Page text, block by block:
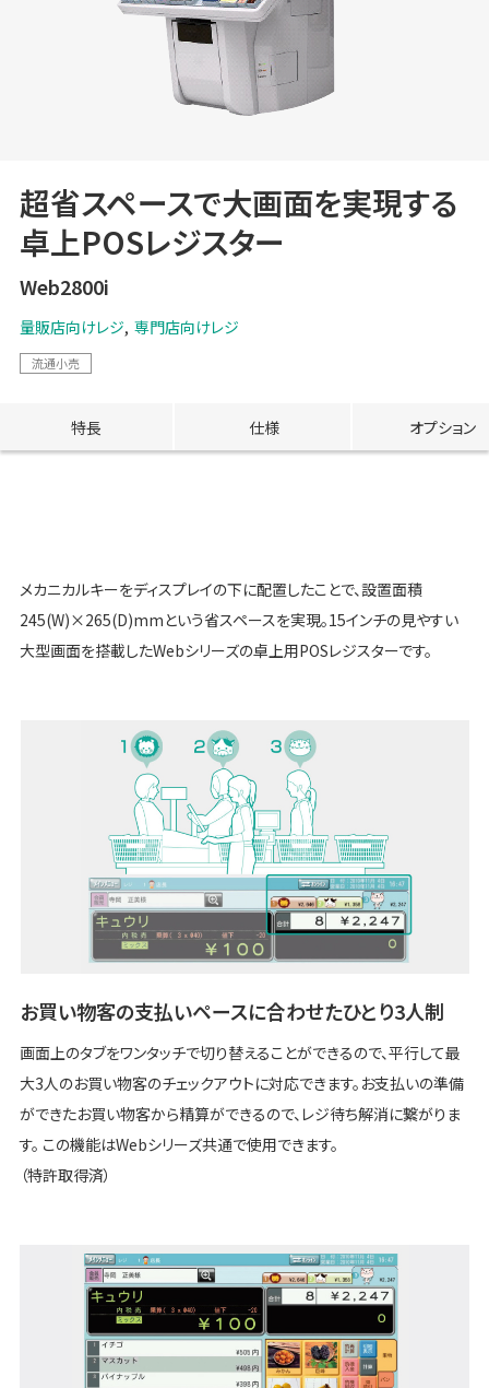
超省スペースで大画面を実現する
卓上POSレジスター
Web2800i
量販店向けレジ 専門店向けレジ
流通小売
特長 仕様 オプション
メカニカルキーをディスプレイの下に配置したことで、設置面積
245(W)×265(D)mmという省スペースを実現。15インチの見やすい
大型画面を搭載したWebシリーズの卓上用POSレジスターです。
お買い物客の支払いペースに合わせたひとり3人制
画面上のタブをワンタッチで切り替えることができるので、平行して最
大3人のお買い物客のチェックアウトに対応できます。お支払いの準備
ができたお買い物客から精算ができるので、レジ待ち解消に繋がりま
す。 この機能はWebシリーズ共通で使用できます。
（特許取得済）